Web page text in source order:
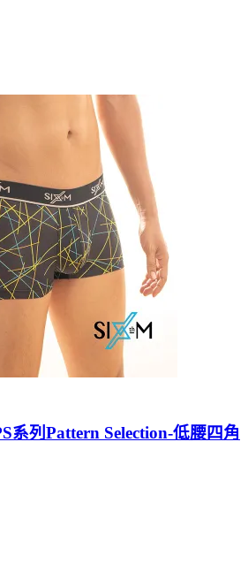
系列Pattern Selection-低腰四角